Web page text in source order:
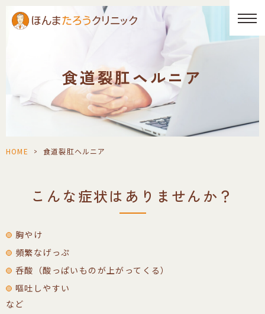
食道裂肛ヘルニア
HOME > 食道裂肛ヘルニア
こんな症状はありませんか？
胸やけ
頻繁なげっぷ
呑酸（酸っぱいものが上がってくる）
嘔吐しやすい
など